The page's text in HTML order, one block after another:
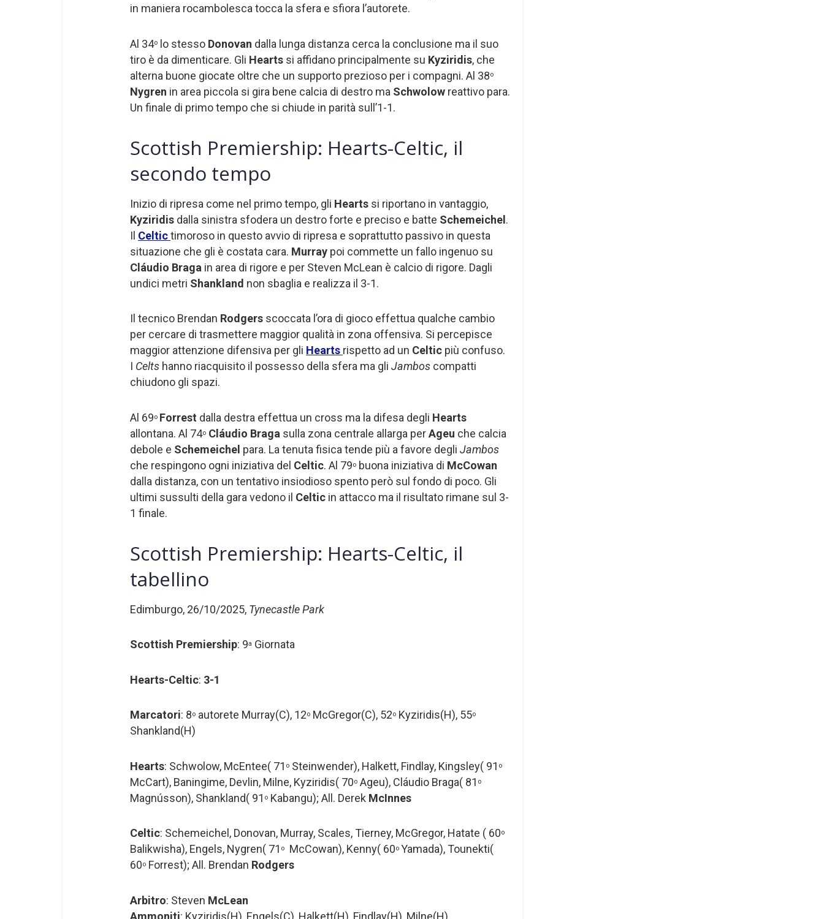
in maniera rocambolesca tocca la sfera e sfiora l’autorete.
Al 34o lo stesso Donovan dalla lunga distanza cerca la conclusione ma il suo
tiro è da dimenticare. Gli Hearts si affidano principalmente su Kyziridis, che
alterna buone giocate oltre che un supporto prezioso per i compagni. Al 38o
Nygren in area piccola si gira bene calcia di destro ma Schwolow reattivo para.
Un finale di primo tempo che si chiude in parità sull’1-1.
Scottish Premiership: Hearts-Celtic, il
secondo tempo
Inizio di ripresa come nel primo tempo, gli Hearts si riportano in vantaggio,
Kyziridis dalla sinistra sfodera un destro forte e preciso e batte Schemeichel.
Il Celtictimoroso in questo avvio di ripresa e soprattutto passivo in questa
situazione che gli è costata cara. Murray poi commette un fallo ingenuo su
Cláudio Braga in area di rigore e per Steven McLean è calcio di rigore. Dagli
undici metri Shankland non sbaglia e realizza il 3-1.
Il tecnico Brendan Rodgers scoccata l’ora di gioco effettua qualche cambio
per cercare di trasmettere maggior qualità in zona offensiva. Si percepisce
maggior attenzione difensiva per gli Hearts rispetto ad un Celtic più confuso.
I Celts hanno riacquisito il possesso della sfera ma gli Jambos compatti
chiudono gli spazi.
Al 69o Forrest dalla destra effettua un cross ma la difesa degli Hearts
allontana. Al 74o Cláudio Braga sulla zona centrale allarga perAgeu che calcia
debole e Schemeichel para. La tenuta fisica tende più a favore degli Jambos
che respingono ogni iniziativa del Celtic. Al 79o buona iniziativa di McCowan
dalla distanza, con un tentativo insiodioso spento però sul fondo di poco. Gli
ultimi sussulti della gara vedono il Celtic in attacco ma il risultato rimane sul 3-
1 finale.
Scottish Premiership: Hearts-Celtic, il
tabellino
Edimburgo, 26/10/2025, Tynecastle Park
Scottish Premiership: 9a Giornata
Hearts-Celtic: 3-1
Marcatori: 8o autorete Murray(C), 12o McGregor(C), 52o Kyziridis(H), 55o
Shankland(H)
Hearts: Schwolow, McEntee( 71 o Steinwender), Halkett, Findlay, Kingsley( 91 o
McCart), Baningime, Devlin, Milne, Kyziridis( 70o Ageu), Cláudio Braga( 81 o
Magnússon), Shankland( 91 o Kabangu); All. Derek McInnes
Celtic: Schemeichel, Donovan, Murray, Scales, Tierney, McGregor, Hatate ( 60o
Balikwisha), Engels, Nygren( 71 o McCowan), Kenny( 60o Yamada), Tounekti(
60o Forrest); All. Brendan Rodgers
Arbitro: Steven McLean
Ammoniti: Kyziridis(H), Engels(C), Halkett(H), Findlay(H), Milne(H)